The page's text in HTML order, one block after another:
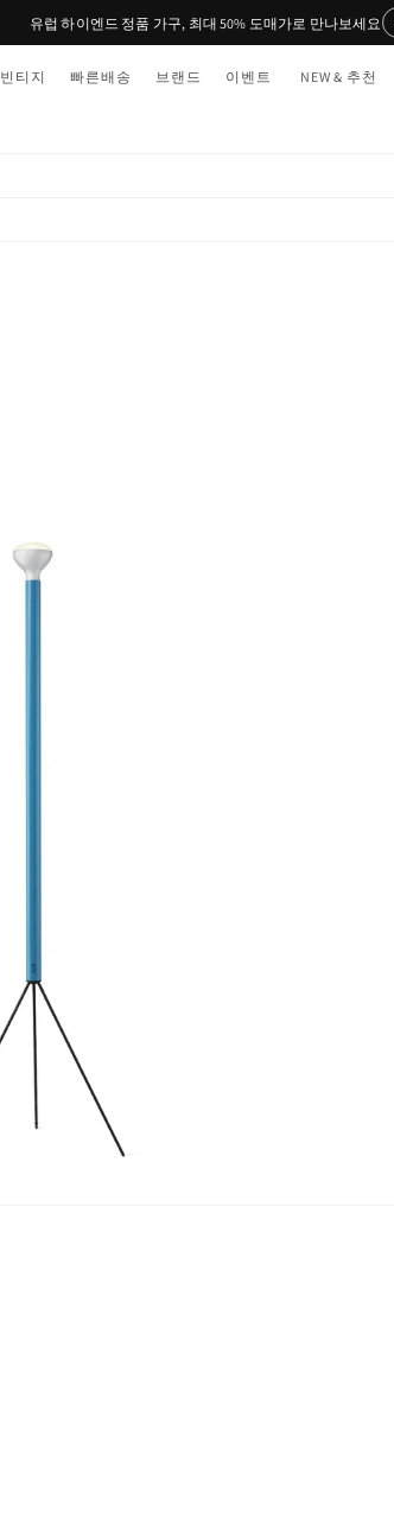
유럽 하이엔드 정품 가구, 최대 50% 도매가로 만나보세요
빈티지 빠른배송 브랜드 이벤트 NEW & 추천